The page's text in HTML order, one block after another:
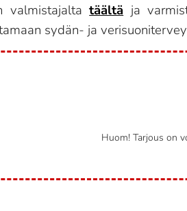
valmistajaltatäältä ja
sydän- ja
Huom! Tarjous on